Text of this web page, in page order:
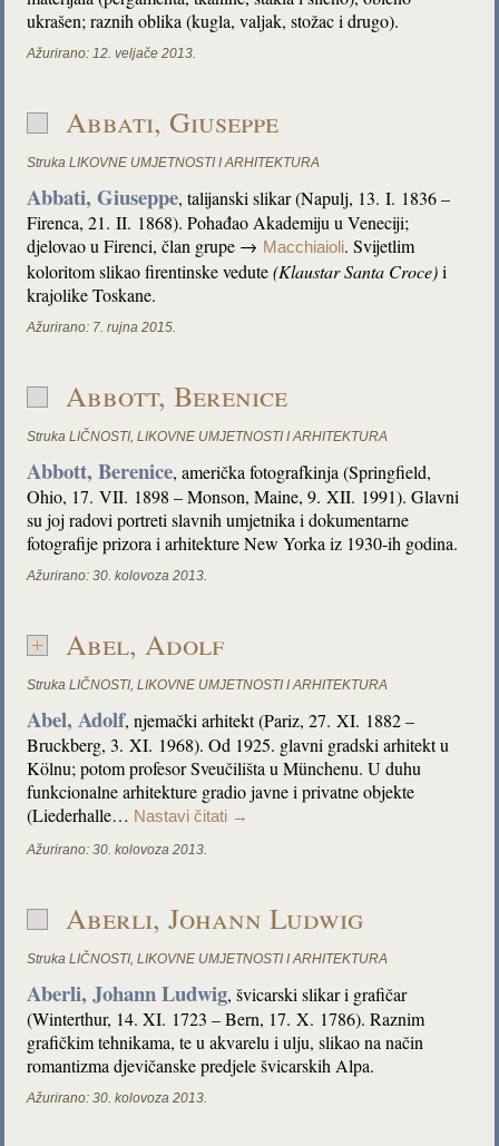
ukrašen; raznih oblika (kugla, valjak, stožac i drugo).
Ažurirano: 12. veljače 2013.
Abbati, Giuseppe
Struka LIKOVNE UMJETNOSTI I ARHITEKTURA
Abbati, Giuseppe, talijanski slikar (Napulj, 13. I. 1836 –
Firenca, 21. II. 1868). Pohađao Akademiju u Veneciji;
djelovao u Firenci, član grupe → Macchiaioli. Svijetlim
koloritom slikao firentinske vedute(Klaustar Santa Croce)i
krajolike Toskane.
Ažurirano: 7. rujna 2015.
Abbott, Berenice
Struka LIČNOSTI,LIKOVNE UMJETNOSTI I ARHITEKTURA
Abbott, Berenice, američka fotografkinja (Springfield,
Ohio, 17. VII. 1898 – Monson, Maine, 9. XII. 1991). Glavni
su joj radovi portreti slavnih umjetnika i dokumentarne
fotografije prizora i arhitekture New Yorka iz 1930-ih godina.
Ažurirano: 30. kolovoza 2013.
Abel, Adolf
Struka LIČNOSTI,LIKOVNE UMJETNOSTI I ARHITEKTURA
Abel, Adolf, njemački arhitekt (Pariz, 27. XI. 1882 –
Bruckberg, 3. XI. 1968). Od 1925. glavni gradski arhitekt u
Kölnu; potom profesor Sveučilišta u Münchenu. U duhu
funkcionalne arhitekture gradio javne i privatne objekte
(Liederhalle… Nastavi čitati →
Ažurirano: 30. kolovoza 2013.
Aberli, Johann Ludwig
Struka LIČNOSTI,LIKOVNE UMJETNOSTI I ARHITEKTURA
Aberli, Johann Ludwig, švicarski slikar i grafičar
(Winterthur, 14. XI. 1723 – Bern, 17. X. 1786). Raznim
grafičkim tehnikama, te u akvarelu i ulju, slikao na način
romantizma djevičanske predjele švicarskih Alpa.
Ažurirano: 30. kolovoza 2013.